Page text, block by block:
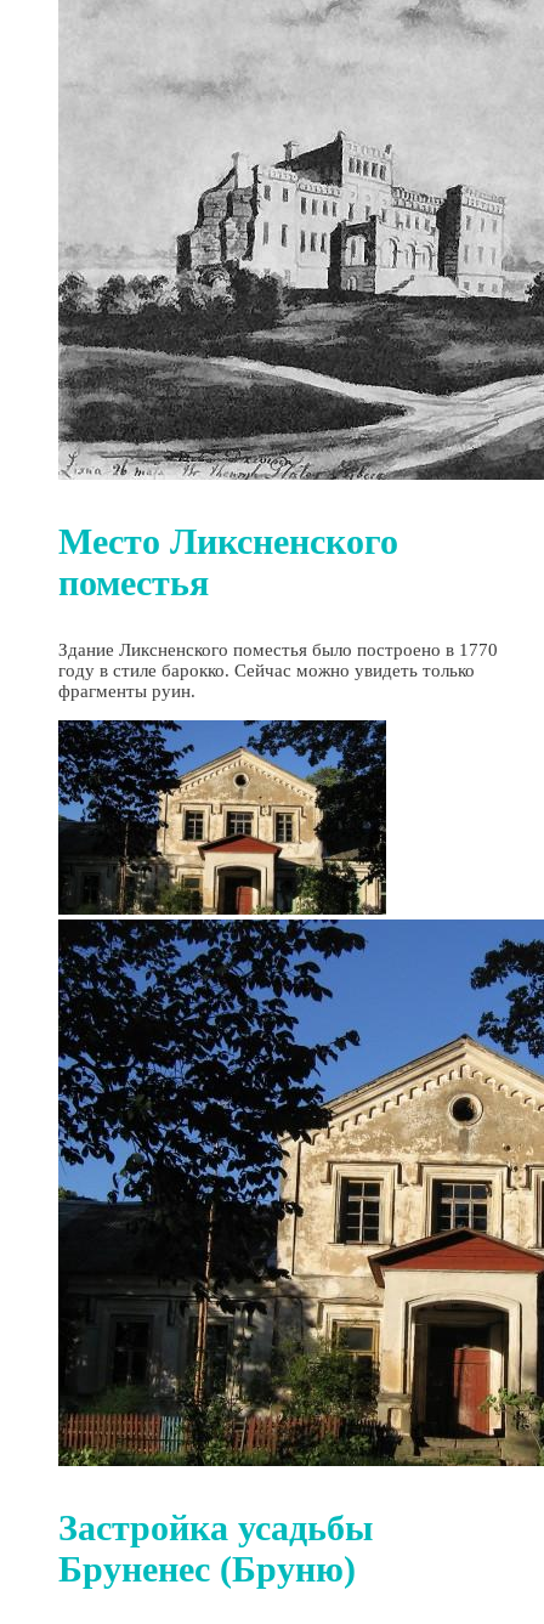
Место Ликсненского
поместья
Здание Ликсненского поместья было построено в 1770
году в стиле барокко. Сейчас можно увидеть только
фрагменты руин.
Застройка усадьбы
Бруненес (Бруню)